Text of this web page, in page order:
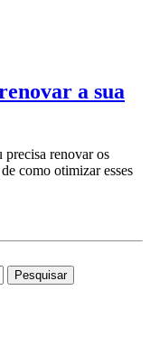
a sua
precisa renovar os
como otimizar esses